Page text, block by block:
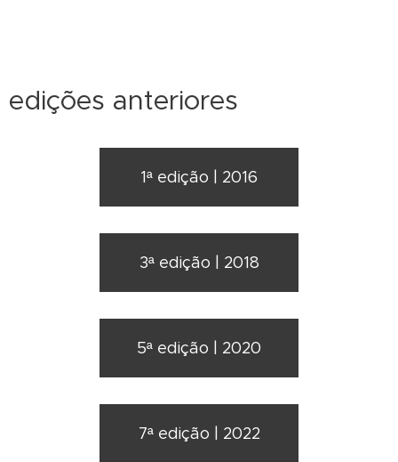
edições anteriores
1ª edição | 2016
3ª edição | 2018
5ª edição | 2020
7ª edição | 2022